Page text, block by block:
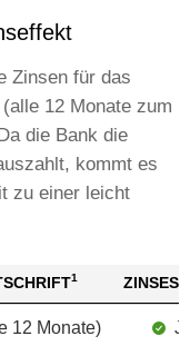
Zinsen für das
12 Monate zum
die Bank die
kommt es
zu einer leicht
1
12 Monate)